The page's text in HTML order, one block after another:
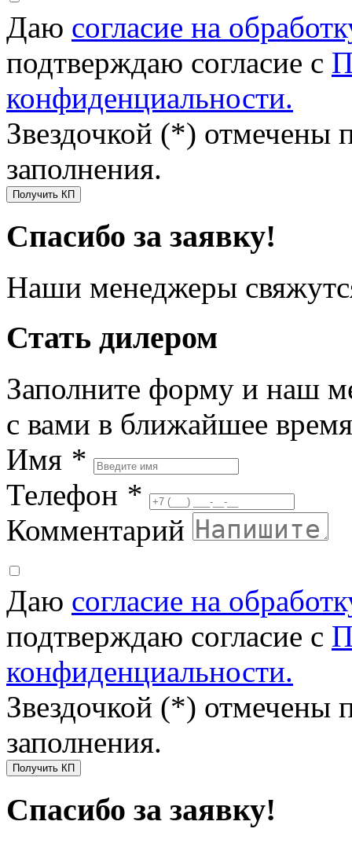
Даю согласие на
подтверждаю согласие с
конфиденциальности.
Звездочкой (*) отмечены
заполнения.
Получить КП
Спасибо за заявку!
Наши менеджеры
Стать дилером
Заполните форму и наш
с вами в ближайшее время
Имя *
Телефон *
Комментарий
Даю согласие на
подтверждаю согласие с
конфиденциальности.
Звездочкой (*) отмечены
заполнения.
Получить КП
Спасибо за заявку!